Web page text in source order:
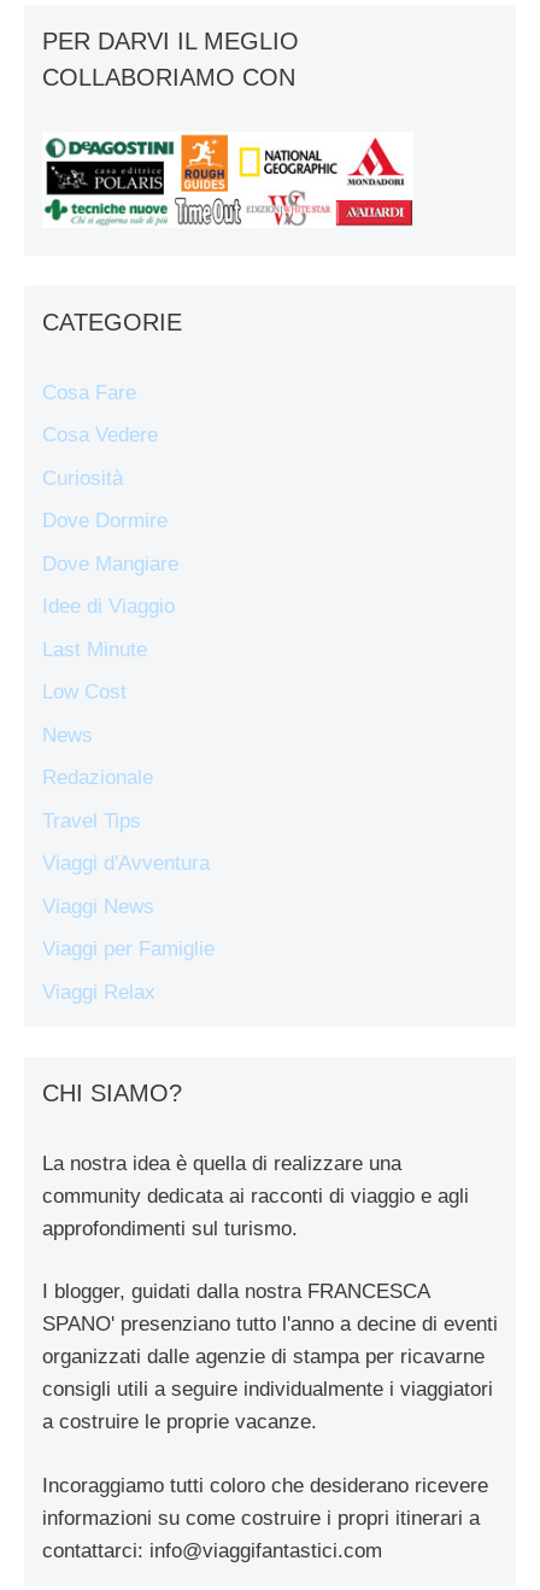
PER DARVI IL MEGLIO
COLLABORIAMO CON
CATEGORIE
Cosa Fare
Cosa Vedere
Curiosità
Dove Dormire
Dove Mangiare
Idee di Viaggio
Last Minute
Low Cost
News
Redazionale
Travel Tips
Viaggi d'Avventura
Viaggi News
Viaggi per Famiglie
Viaggi Relax
CHI SIAMO?
La nostra idea è quella di realizzare una
community dedicata ai racconti di viaggio e agli
approfondimenti sul turismo.
I blogger, guidati dalla nostra FRANCESCA
SPANO' presenziano tutto l'anno a decine di eventi
organizzati dalle agenzie di stampa per ricavarne
consigli utili a seguire individualmente i viaggiatori
a costruire le proprie vacanze.
Incoraggiamo tutti coloro che desiderano ricevere
informazioni su come costruire i propri itinerari a
contattarci: info@viaggifantastici.com